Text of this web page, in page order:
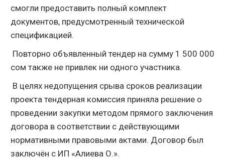
смогли предоставить полный комплект
документов, предусмотренный технической
спецификацией.
Повторно объявленный тендер на сумму 1 500 000
сом также не привлек ни одного участника.
В целях недопущения срыва сроков реализации
проекта тендерная комиссия приняла решение о
проведении закупки методом прямого заключения
договора в соответствии с действующими
нормативными правовыми актами. Договор был
заключён с ИП «Алиева О.».